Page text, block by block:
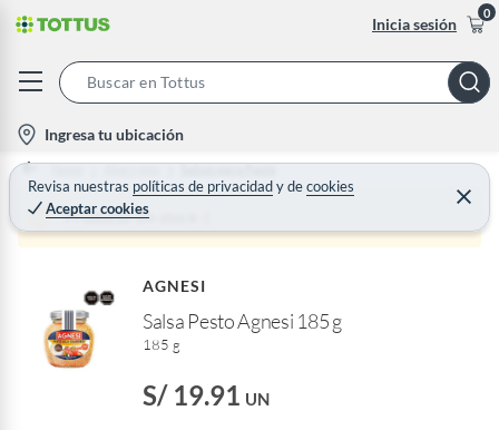
Inicia sesión
0
h
o
t
Ingresa tu ubicación
Revisa nuestras políticas de privacidadydecookies
Aceptar cookies
C
e
r
Home Abarrotes Salsas para Pasta
Producto sin stock :(
AGNESI
Salsa Pesto Agnesi 185 g
185 g
S/ 19.91 UN